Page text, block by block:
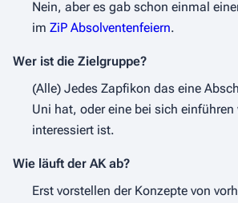
Nein, aber es gab schon einmal
im ZiP Absolventenfeiern.
Wer ist die Zielgruppe?
(Alle) Jedes Zapfikon das eine
Uni hat, oder eine bei sich
interessiert ist.
Wie läuft der AK ab?
Erst vorstellen der Konzepte von